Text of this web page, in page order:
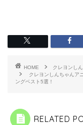
HOME
クレヨンし
クレヨンしんちゃんア
ングベスト5選！
RELATED